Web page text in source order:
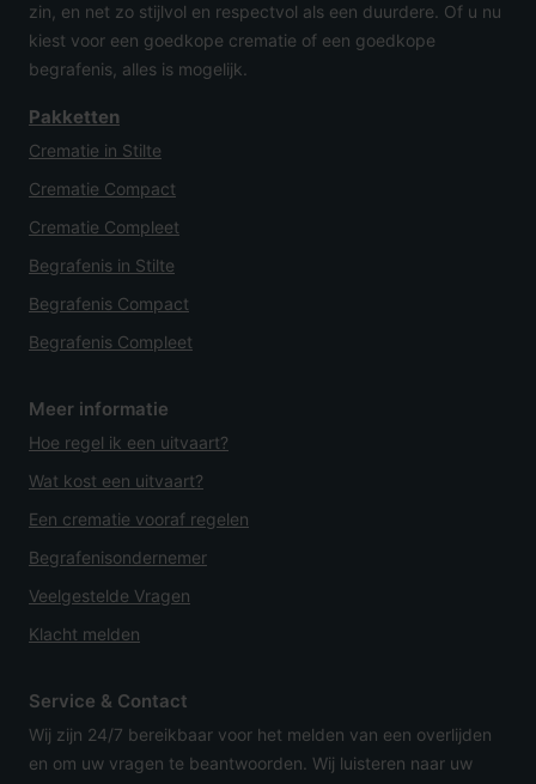
zin, en net zo stijlvol en respectvol als een duurdere. Of u nu
kiest voor een goedkope crematie of een goedkope
begrafenis, alles is mogelijk.
Pakketten
Crematie in Stilte
Crematie Compact
Crematie Compleet
Begrafenis in Stilte
Begrafenis Compact
Begrafenis Compleet
Meer informatie
Hoe regel ik een uitvaart?
Wat kost een uitvaart?
Een crematie vooraf regelen
Begrafenisondernemer
Veelgestelde Vragen
Klacht melden
Service & Contact
Wij zijn 24/7 bereikbaar voor het melden van een overlijden
en om uw vragen te beantwoorden. Wij luisteren naar uw